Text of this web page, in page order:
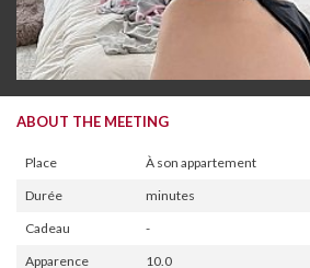
ABOUT THE MEETING
Place
À son appartement
Durée
minutes
Cadeau
-
Apparence
10.0